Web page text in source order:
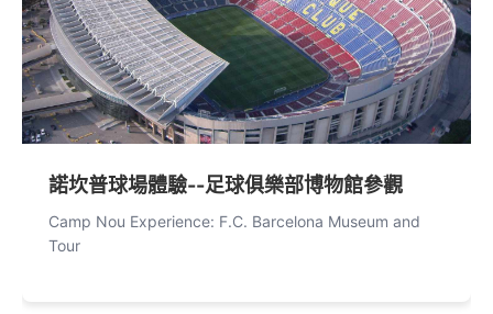
諾坎普球場體驗--足球俱樂部博物館參觀
Camp Nou Experience: F.C. Barcelona Museum and
Tour